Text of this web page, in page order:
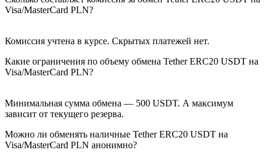
Visa/MasterCard PLN?
Комиссия учтена в курсе. Скрытых платежей нет.
Какие ограничения по объему обмена Tether ERC20 USDT на
Visa/MasterCard PLN?
Минимальная сумма обмена — 500 USDT. А максимум
зависит от текущего резерва.
Можно ли обменять наличные Tether ERC20 USDT на
Visa/MasterCard PLN анонимно?